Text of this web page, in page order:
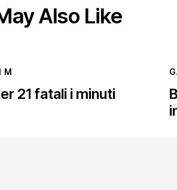
Also Like
M
21 fatali i minuti